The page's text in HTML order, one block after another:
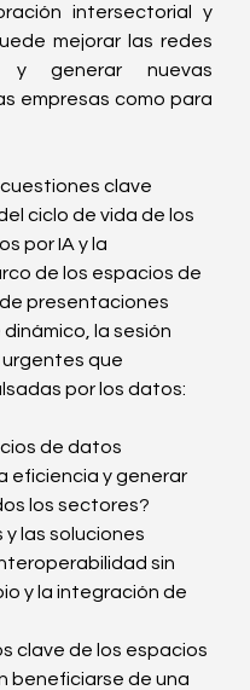
intersectorial y
mejorar las redes
generar nuevas
empresas como para
clave
ciclo de vida de los
​​por IA y la
de los espacios de
presentaciones
la sesión
que
por los datos:
de datos
eficiencia y generar
los sectores?
y las soluciones
sin
y la integración de
clave de los espacios
beneficiarse de una